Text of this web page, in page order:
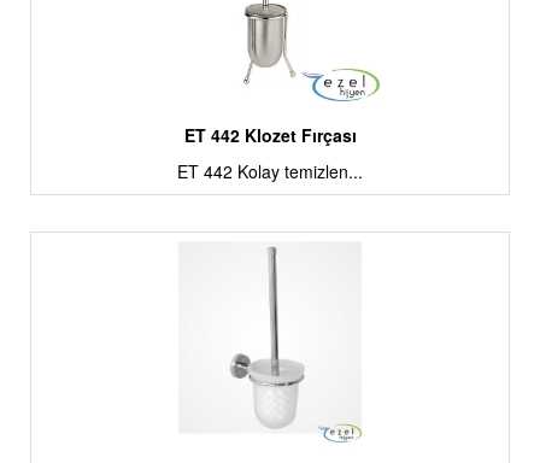
ET 442 Klozet Fırçası
ET 442 Kolay temizlen...